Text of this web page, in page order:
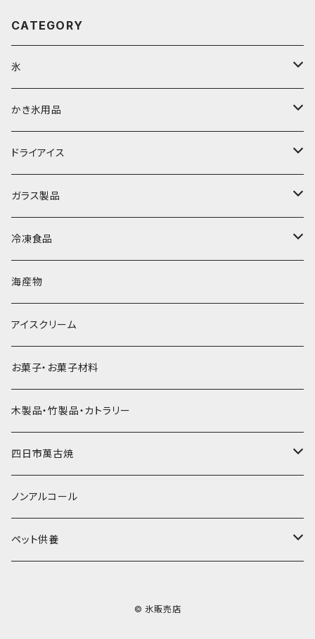
CATEGORY
氷
富士天然水の氷
丸氷
直径70mm
直径65mm
角氷
砕氷
氷河の氷
氷アイテム
かき氷用品
かき氷シロップ
無果汁1.8Lパック
無果汁1Lパック
無添加瓶シロップ
かき氷機・かき氷器
かき氷カップ
発泡スチロール無地-使い捨て
発泡スチロールプリント柄
かき氷スプーン・スプーンストロー
プラスチック・スプーン
プラスチック・スプーンストロー
コンデンスミルク・練乳・あんこ
かき氷セット
その他かき氷用品
ドライアイス
ドライアイス3ｋｇ
ドライアイス4ｋｇ
ドライアイス5ｋｇ
ドライアイス8ｋｇ
ドライアイス10ｋｇ
ドライアイス15ｋｇ
ドライアイス20ｋｇ
ドライアイス25ｋｇ
ガラス製品
オンザロック・グラス
ビール・グラス
タンブラー
かき氷器
冷凍食品
肉まん・あんまん
パスタ・スパゲッティ
惣菜
海産物
アイスクリーム
お菓子・お菓子材料
木製品・竹製品・カトラリー
四日市萬古焼
土鍋・土釜
一般土鍋
皿・椀・丼・小物
ノンアルコール
ペット供養
© 氷販売店